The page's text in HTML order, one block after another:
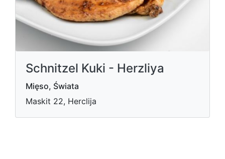
Schnitzel Kuki - Herzliya
Mięso, Świata
Maskit 22, Herclija